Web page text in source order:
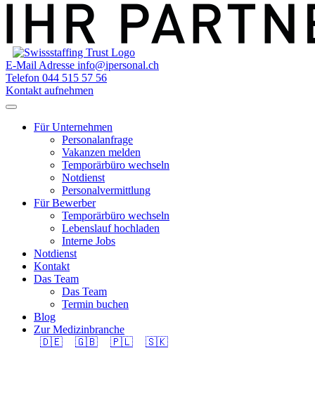
E-Mail Adresse info@ipersonal.ch
Telefon 044 515 57 56
Kontakt aufnehmen
Für Unternehmen
Personalanfrage
Vakanzen melden
Temporärbüro wechseln
Notdienst
Personalvermittlung
Für Bewerber
Temporärbüro wechseln
Lebenslauf hochladen
Interne Jobs
Notdienst
Kontakt
Das Team
Das Team
Termin buchen
Blog
Zur Medizinbranche
🇩🇪
🇬🇧 🇵🇱 🇸🇰